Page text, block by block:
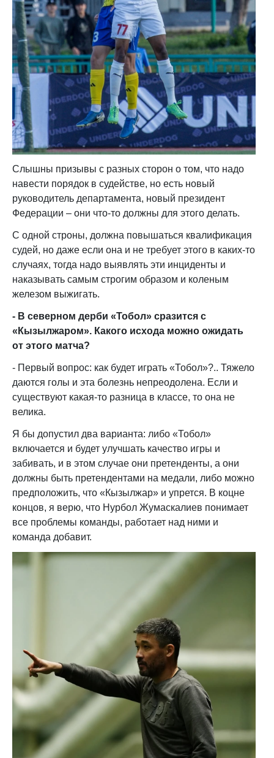
Слышны призывы с разных сторон о том, что надо
навести порядок в судействе, но есть новый
руководитель департамента, новый президент
Федерации – они что-то должны для этого делать.
С одной строны, должна повышаться квалификация
судей, но даже если она и не требует этого в каких-то
случаях, тогда надо выявлять эти инциденты и
наказывать самым строгим образом и коленым
железом выжигать.
- В северном дерби «Тобол» сразится с
«Кызылжаром». Какого исхода можно ожидать
от этого матча?
- Первый вопрос: как будет играть «Тобол»?.. Тяжело
даются голы и эта болезнь непреодолена. Если и
существуют какая-то разница в классе, то она не
велика.
Я бы допустил два варианта: либо «Тобол»
включается и будет улучшать качество игры и
забивать, и в этом случае они претенденты, а они
должны быть претендентами на медали, либо можно
предположить, что «Кызылжар» и упрется. В коцне
концов, я верю, что Нурбол Жумаскалиев понимает
все проблемы команды, работает над ними и
команда добавит.